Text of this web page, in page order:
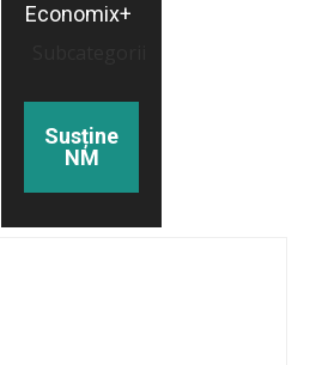
Economix+
Susține
NM